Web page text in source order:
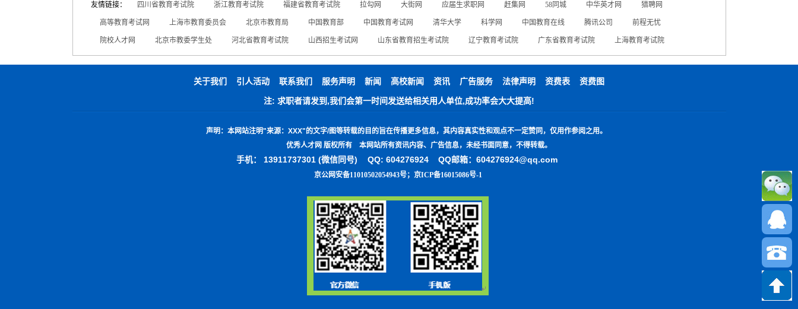
友情链接： 四川省教育考试院 浙江教育考试院 福建省教育考试院 拉勾网 大街网 应届生求职网 赶集网 58同城 中华英才网 猎聘网
高等教育考试网 上海市教育委员会 北京市教育局 中国教育部 中国教育考试网 清华大学 科学网 中国教育在线 腾讯公司 前程无忧
院校人才网 北京市教委学生处 河北省教育考试院 山西招生考试网 山东省教育招生考试院 辽宁教育考试院 广东省教育考试院 上海教育考试院
关于我们 引人活动 联系我们 服务声明 新闻 高校新闻 资讯 广告服务 法律声明 资费表 资费图
注: 求职者请发到,我们会第一时间发送给相关用人单位,成功率会大大提高!
声明： 本网站注明"来源： XXX" 的文字/图等转载的目的旨在传播更多信息，其内容真实性和观点不一定赞同，仅用作参阅之用。
优秀人才网 版权所有 本网站所有资讯内容、广告信息，未经书面同意，不得转载。
手机： 13911737301 (微信同号) QQ: 604276924 QQ邮箱：604276924@qq.com
京公网安备11010502054943号； 京ICP备16015086号-1